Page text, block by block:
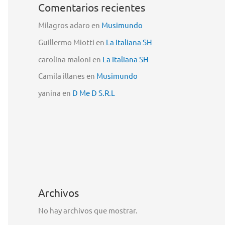
Comentarios recientes
Milagros adaro en Musimundo
Guillermo Miotti en La Italiana SH
carolina maloni en La Italiana SH
Camila illanes en Musimundo
yanina en D Me D S.R.L
Archivos
No hay archivos que mostrar.